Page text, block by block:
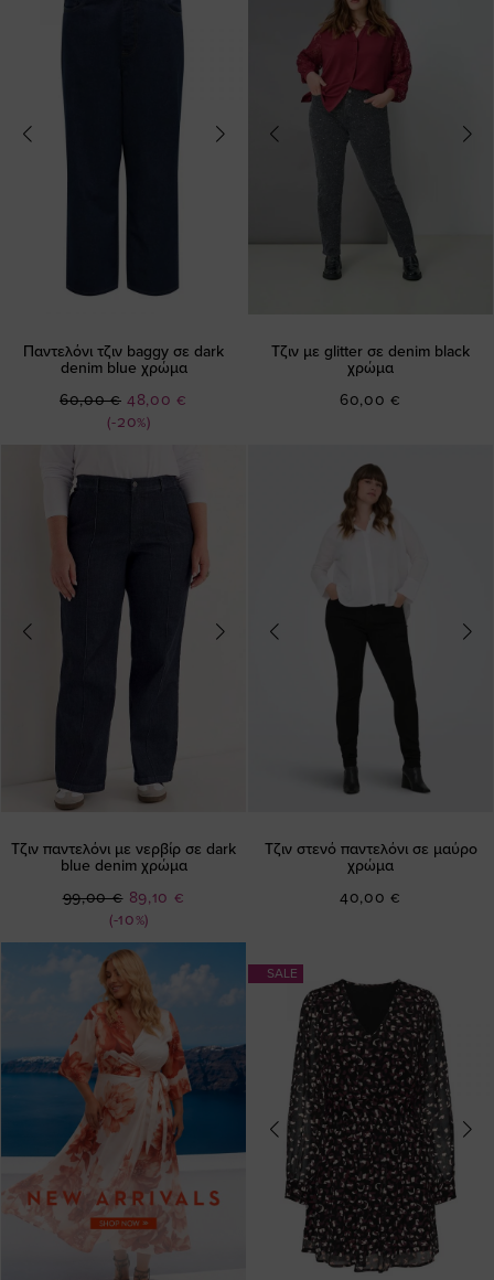
Παντελόνι τζιν baggy σε dark
denim blue χρώμα
(-20%)
Ειδική
Τιμή
48,00 €
60,00 €
Τζιν με glitter σε denim black
χρώμα
60,00 €
Τζιν παντελόνι με νερβίρ σε dark
blue denim χρώμα
(-10%)
Ειδική
Τιμή
89,10 €
99,00 €
Τζιν στενό παντελόνι σε μαύρο
χρώμα
40,00 €
SALE